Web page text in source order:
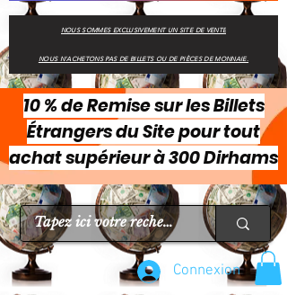
NOUS SOMMES EXCLUSIVEMENT UN SITE DE VENTE
NOUS N'ACHETONS PAS DE BILLETS OU DE PIÈCES DE MONNAIE.
10 % de Remise sur les Billets
Étrangers du Site pour tout
achat supérieur à 300 Dirhams
Connexion